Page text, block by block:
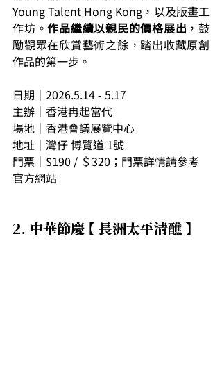
Young Talent Hong Kong，以及版畫工
作坊。作品繼續以親民的價格展出 ，鼓
勵觀眾在欣賞藝術之餘，踏出收藏原創
作品的第一步。
日期｜2026.5.14 - 5.17
主辦｜香港冉起當代
場地｜香港會議展覽中心
地址｜灣仔 博覽道 1號
門票｜$190 / ＄320；門票詳情請參考
官方網站
2. 中華節慶 【 長洲太平清醮 】